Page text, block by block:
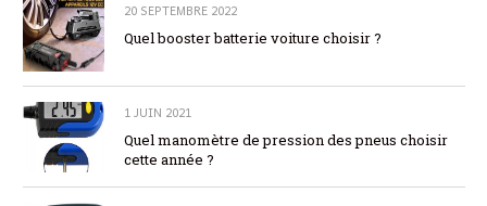
20 SEPTEMBRE 2022
Quel booster batterie voiture choisir ?
1 JUIN 2021
Quel manomètre de pression des pneus choisir
cette année ?